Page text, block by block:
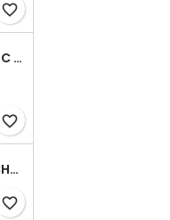
favorite_border
LOT CAOUTCHOUC POUR CHARM BIJOU SÉPARATEUR BLOQUEUR
favorite_border
BRACELET POUR CHARM ARGENT HARRY VIF D'OR
favorite_border